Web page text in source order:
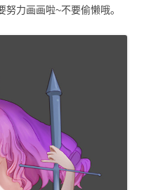
力画画啦~不要偷懒哦。